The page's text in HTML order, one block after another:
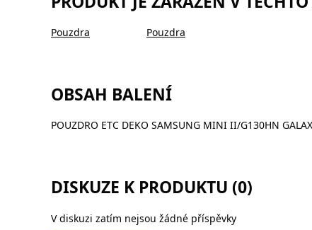
Pouzdra Pouzdra
OBSAH BALENÍ
POUZDRO ETC DEKO SAMSUNG MINI II/G130HN
DISKUZE K PRODUKTU (0)
V diskuzi zatím nejsou žádné příspěvky